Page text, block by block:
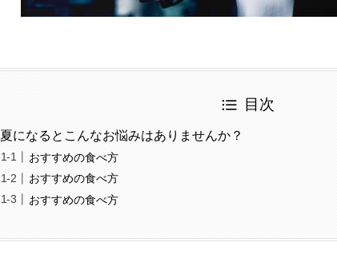
目次
夏になるとこんなお悩みはありませんか？
おすすめの食べ方
おすすめの食べ方
おすすめの食べ方